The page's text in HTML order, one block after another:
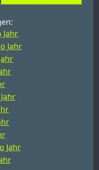
Jahr
Jahr
Jahr